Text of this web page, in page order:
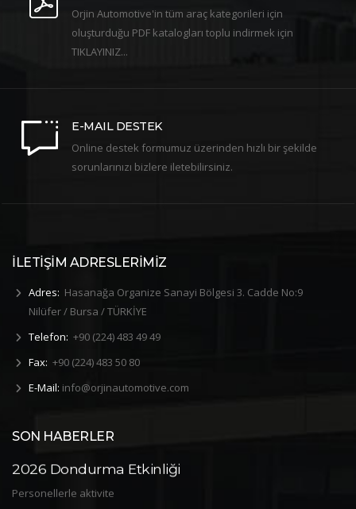
Orjin Automotive'in tüm araç kategorileri için
oluşturduğu PDF katalogları toplu indirmek için
TIKLAYINIZ...
E-MAIL DESTEK
Online destek formumuz üzerinden hızlı bir şekilde
sorunlarınızı bizlere iletebilirsiniz.
İLETİŞİM ADRESLERİMİZ
Adres: Hasanağa Organize Sanayi Bölgesi 3. Cadde No:9
Nilüfer / Bursa / TÜRKİYE
Telefon: +90 (224) 483 49 49
Fax: +90 (224) 483 50 80
E-Mail: info@orjinautomotive.com
SON HABERLER